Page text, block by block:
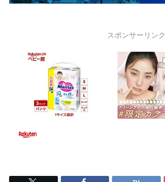
スポンサーリンク